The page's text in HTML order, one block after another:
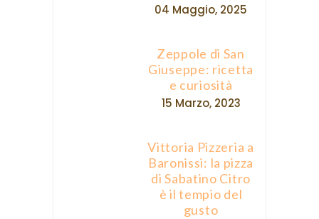
04 Maggio, 2025
Zeppole di San
Giuseppe: ricetta
e curiosità
15 Marzo, 2023
Vittoria Pizzeria a
Baronissi: la pizza
di Sabatino Citro
è il tempio del
gusto